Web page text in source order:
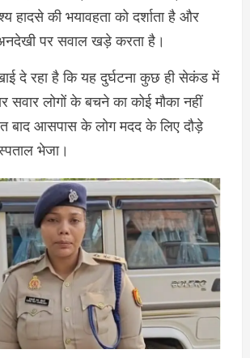
हादसे की भयावहता को दर्शाता है और
पर सवाल खड़े करता है।
दे रहा है कि यह दुर्घटना कुछ ही सेकंड में
सवार लोगों के बचने का कोई मौका नहीं
बाद आसपास के लोग मदद के लिए दौड़े
भेजा।